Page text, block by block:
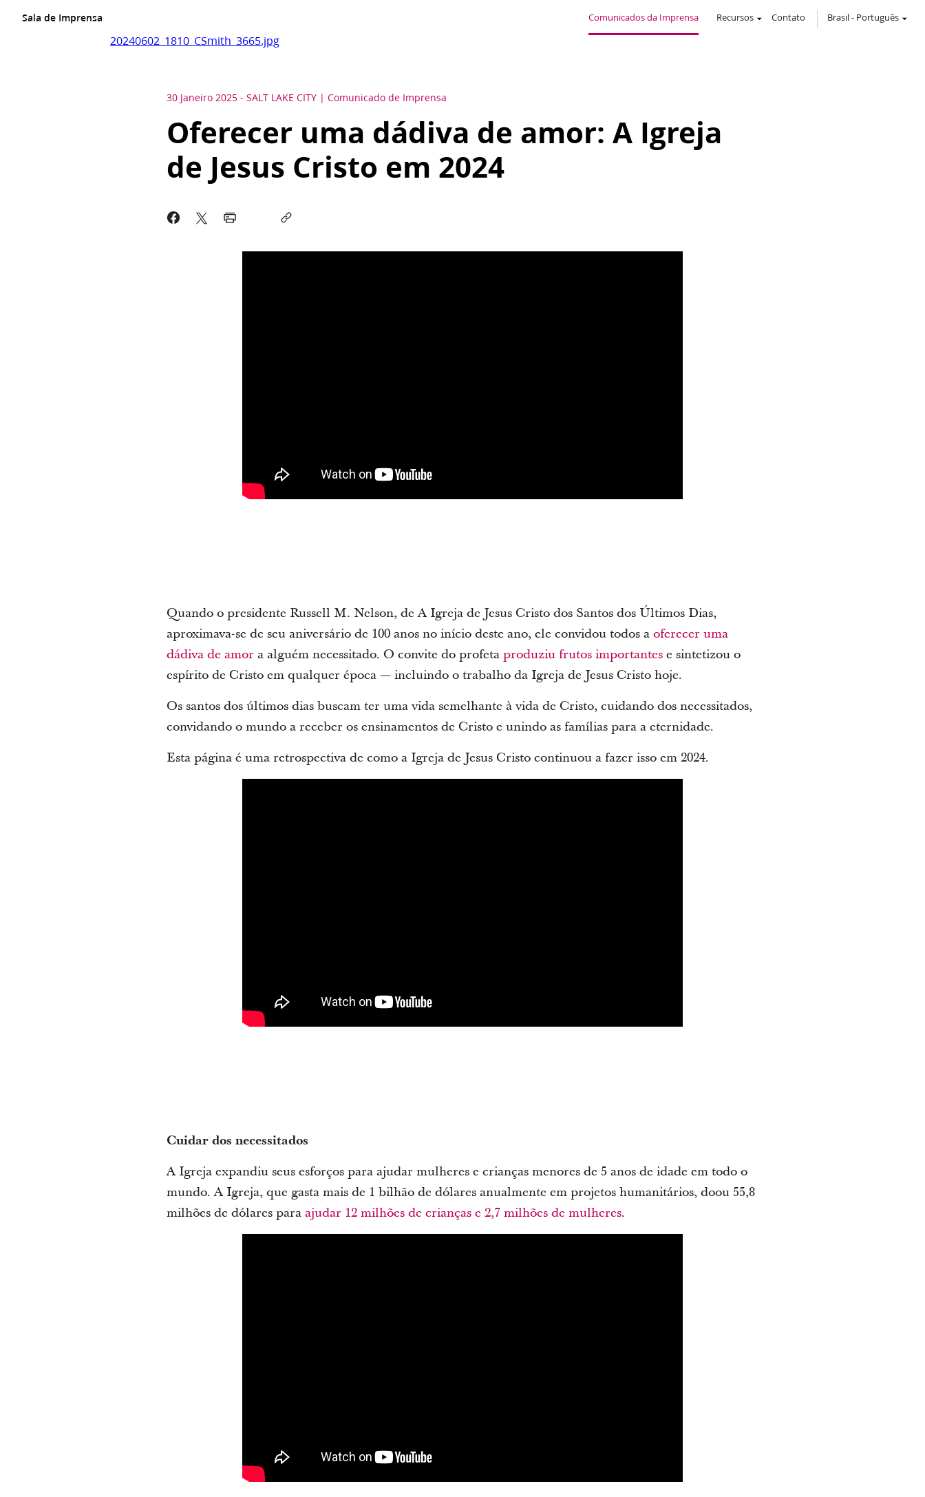
Sala de Imprensa Comunicados da Imprensa Recursos Contato Brasil- Português
20240602_1810_CSmith_3665.jpg
30 Janeiro 2025 - SALT LAKE CITY Comunicado de Imprensa
Oferecer uma dádiva de amor: A Igreja
de Jesus Cristo em 2024
Quando o presidente Russell M. Nelson, de A Igreja de Jesus Cristo dos Santos dos Últimos Dias,
aproximava-se de seu aniversário de 100 anos no início deste ano, ele convidou todos a oferecer uma
dádiva de amor a alguém necessitado. O convite do profeta produziu frutos importantese sintetizou o
espírito de Cristo em qualquer época — incluindo o trabalho da Igreja de Jesus Cristo hoje.
Os santos dos últimos dias buscam ter uma vida semelhante à vida de Cristo, cuidando dos necessitados,
convidando o mundo a receber os ensinamentos de Cristo e unindo as famílias para a eternidade.
Esta página é uma retrospectiva de como a Igreja de Jesus Cristo continuou a fazer isso em 2024.
Cuidar dos necessitados
A Igreja expandiu seus esforços para ajudar mulheres e crianças menores de 5 anos de idade em todo o
mundo. A Igreja, que gasta mais de 1 bilhão de dólares anualmente em projetos humanitários, doou 55,8
milhões de dólares para ajudar 12 milhões de crianças e 2,7 milhões de mulheres.